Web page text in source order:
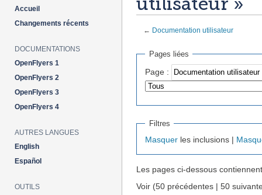
← Documentation utilisateur
Pages liées
Page :
Filtres
Masquer les inclusions |
Les pages ci-dessous
Voir (50 précédentes | 50
Accueil
Changements récents
DOCUMENTATIONS
OpenFlyers 1
OpenFlyers 2
OpenFlyers 3
OpenFlyers 4
AUTRES LANGUES
English
Español
OUTILS